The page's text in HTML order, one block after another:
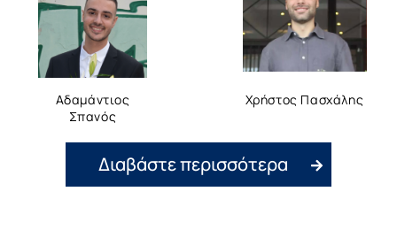
Αδαμάντιος
Σπανός
Χρήστος Πασχάλης
Διαβάστε περισσότερα